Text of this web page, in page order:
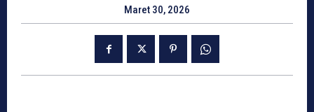
Maret 30, 2026